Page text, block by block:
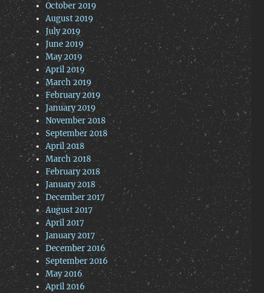
October 2019
August 2019
July 2019
June 2019
May 2019
April 2019
March 2019
February 2019
January 2019
November 2018
September 2018
April 2018
March 2018
February 2018
January 2018
December 2017
August 2017
April 2017
January 2017
December 2016
September 2016
May 2016
April 2016